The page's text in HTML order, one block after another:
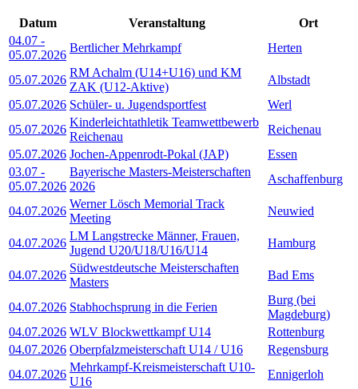
Datum Veranstaltung
Ort
04.07 -
05.07.2026
Bertlicher Mehrkampf Herten
05.07.2026
RM Achalm (U14+U16) und KM
ZAK (U12-Aktive)
Albstadt
05.07.2026 Schüler- u. Jugendsportfest
Werl
05.07.2026
Kinderleichtathletik Teamwettbewerb
Reichenau
Reichenau
05.07.2026 Jochen-Appenrodt-Pokal (JAP)
Essen
03.07 -
05.07.2026
Bayerische Masters-Meisterschaften
2026
Aschaffenburg
04.07.2026
Werner Lösch Memorial Track
Meeting
Neuwied
04.07.2026
LM Langstrecke Männer, Frauen,
Jugend U20/U18/U16/U14
Hamburg
04.07.2026
Südwestdeutsche Meisterschaften
Masters
Bad Ems
04.07.2026 Stabhochsprung in die Ferien
Burg (bei
Magdeburg)
04.07.2026 WLV Blockwettkampf U14
Rottenburg
04.07.2026 Oberpfalzmeisterschaft U14 / U16
Regensburg
04.07.2026
Mehrkampf-Kreismeisterschaft U10-
U16
Ennigerloh